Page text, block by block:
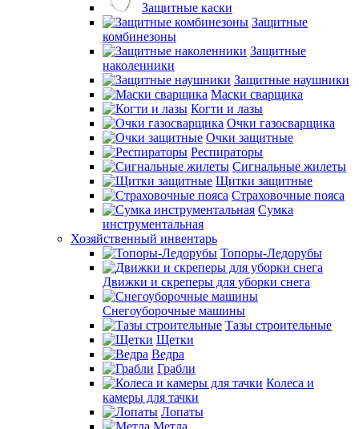
Защитные каски
Защитные
комбинезоны
Защитные
наколенники
Защитные наушники
Маски сварщика
Когти и лазы
Очки газосварщика
Очки защитные
Респираторы
Сигнальные жилеты
Щитки защитные
Страховочные пояса
Сумка
инструментальная
Хозяйственный инвентарь
Топоры-Ледорубы
Движки и скреперы для уборки снега
Снегоуборочные машины
Тазы строительные
Щетки
Ведра
Грабли
Колеса и
камеры для тачки
Лопаты
Метла